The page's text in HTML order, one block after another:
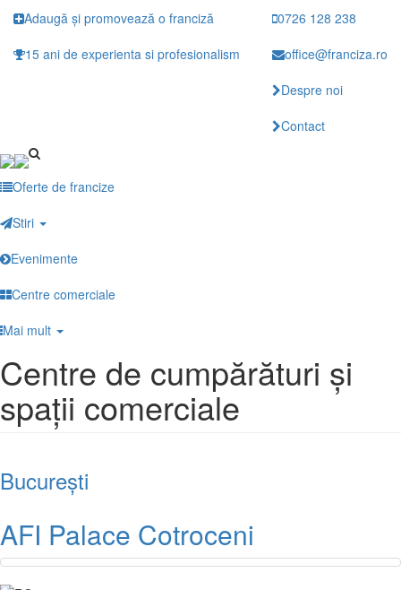
Mergi
conţinutul
principal
Adaugă și promovează o franciză
15 ani de experienta si profesionalism
0726 128 238
office@franciza.ro
Despre noi
Contact
Oferte de francize
Stiri
Evenimente
Centre comerciale
Mai mult
Centre de cumpărături și
spații comerciale
București
AFI Palace Cotroceni